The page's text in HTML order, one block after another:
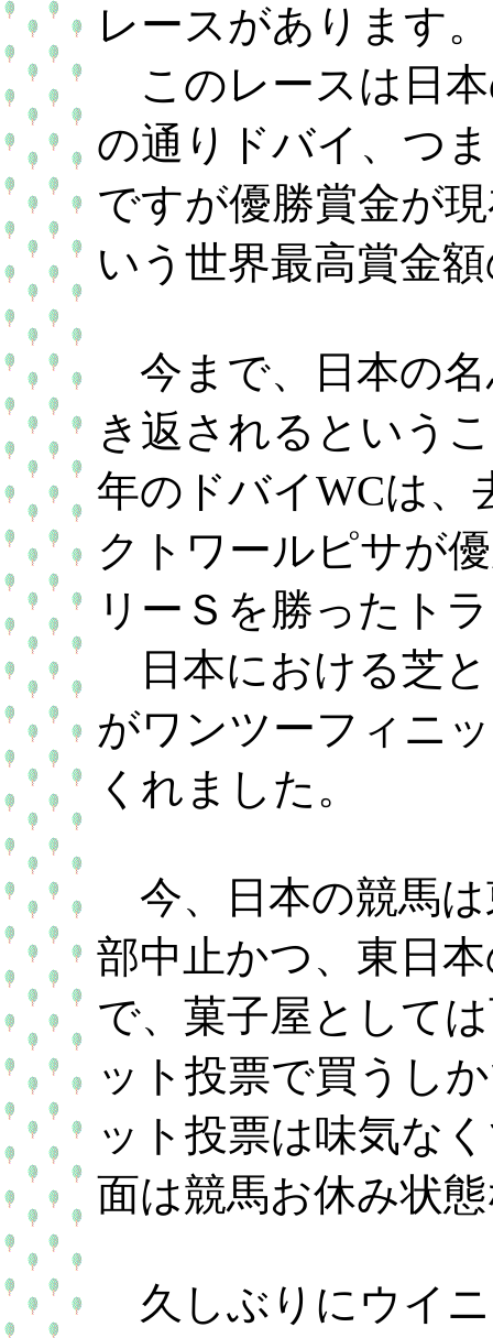
レースがあります。
このレースは日
の通りドバイ、つ
ですが優勝賞金が
いう世界最高賞金
今まで、日本の名
き返されるという
年のドバイWCは、
クトワールピサが
リーＳを勝ったト
日本における芝
がワンツーフィニ
くれました。
今、日本の競馬は
部中止かつ、東日
で、菓子屋として
ット投票で買うし
ット投票は味気な
面は競馬お休み状
久しぶりにウイ